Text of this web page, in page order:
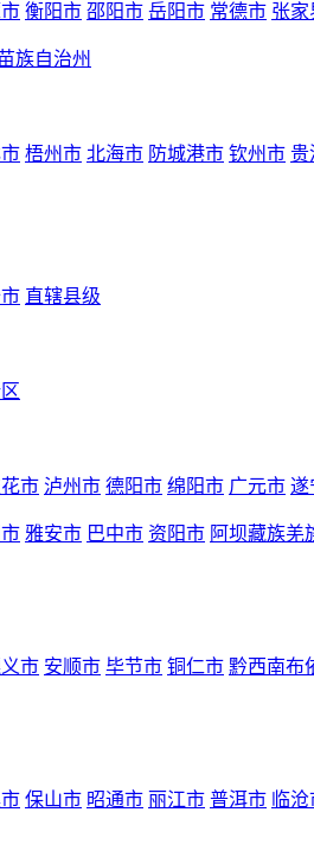
衡阳市 邵阳市 岳阳市 常德市 张家
族自治州
梧州市 北海市 防城港市 钦州市 贵
直辖县级
市 泸州市 德阳市 绵阳市 广元市 遂
雅安市 巴中市 资阳市 阿坝藏族羌
市 安顺市 毕节市 铜仁市 黔西南布
保山市 昭通市 丽江市 普洱市 临